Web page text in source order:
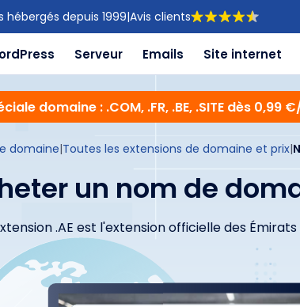
hébergés depuis 1999|Avis clients
Serveur Emails Site internet
domaine : .COM, .FR, .BE, .SITE dès 0,99
domaine|Toutes les extensions de domaine et prix|
un nom de
.AE est l'extension officielle des